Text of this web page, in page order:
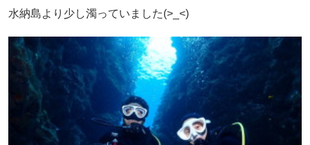
水納島より少し濁っていました(>_<)